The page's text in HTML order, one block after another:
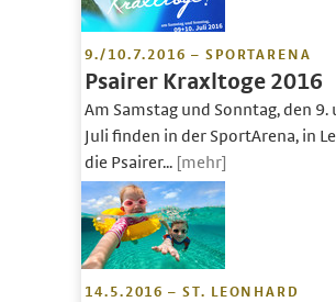
9./10.7.2016 – SPORTARENA
Psairer Kraxltoge 2016
Am Samstag und Sonntag, den 9.
Juli finden in der SportArena, in
die Psairer... [mehr]
14.5.2016 – ST. LEONHARD